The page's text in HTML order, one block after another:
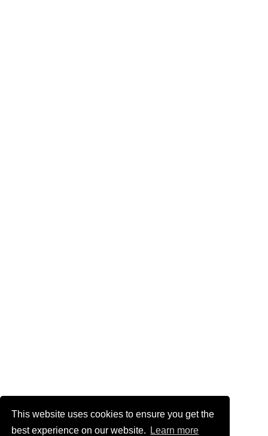
This website uses cookies to ensure you get the
best experience on our website.
Learn more